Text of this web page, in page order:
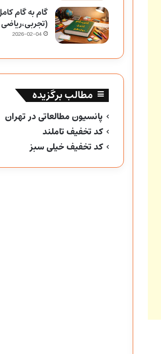
گام به گام
2026-02-04
مطالب برگزیده
پانسیون مطالعاتی در تهران
کد تخفیف تاملند
کد تخفیف خیلی سبز